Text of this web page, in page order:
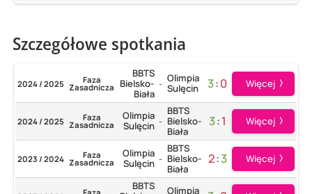
Szczegółowe spotkania
2024 / 2025 Faza
Zasadnicza
BBTS
Bielsko-
Biała
- Olimpia
Sulęcin
3:0 Więcej
2024 / 2025 Faza
Zasadnicza
Olimpia
Sulęcin -
BBTS
Bielsko-
Biała
3:1 Więcej
2023 / 2024 Faza
Zasadnicza
Olimpia
Sulęcin -
BBTS
Bielsko-
Biała
2:3 Więcej
BBTS
Olimpia